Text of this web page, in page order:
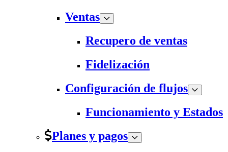
Ventas
Recupero de ventas
Fidelización
Configuración de flujos
Funcionamiento y Estados
Planes y pagos